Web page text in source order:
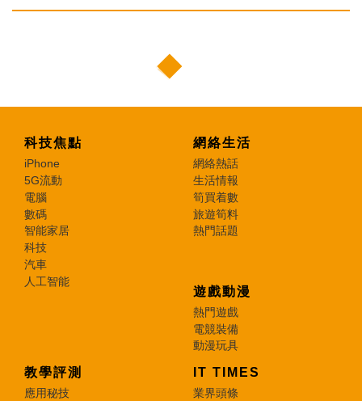
科技焦點
iPhone
5G流動
電腦
數碼
智能家居
科技
汽車
人工智能
網絡生活
網絡熱話
生活情報
筍買着數
旅遊筍料
熱門話題
遊戲動漫
熱門遊戲
電競裝備
動漫玩具
教學評測
應用秘技
IT TIMES
業界頭條